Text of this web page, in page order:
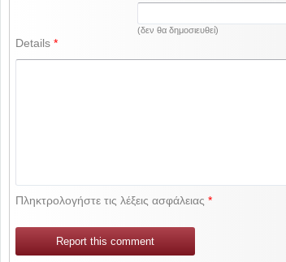
(δεν θα δημοσιευθεί)
Details*
Πληκτρολογήστε τις λέξεις ασφάλειας*
Report this comment